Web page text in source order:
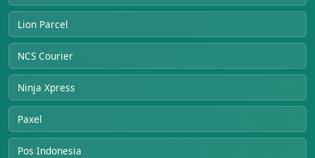
Lion Parcel
NCS Courier
Ninja Xpress
Paxel
Pos Indonesia